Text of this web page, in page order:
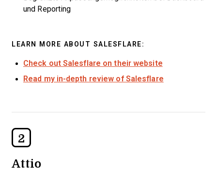
und Reporting
LEARN MORE ABOUT SALESFLARE:
Check out Salesflare on their website
Read my in-depth review of Salesflare
2
Attio